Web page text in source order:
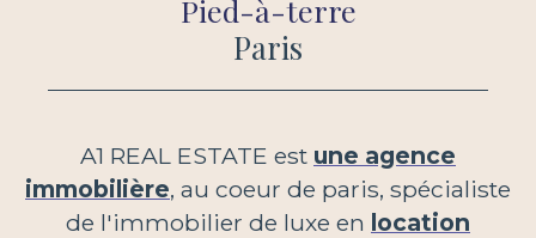
Pied-à-terre
Paris
A1 REAL ESTATE est une agence
immobilière, au coeur de paris, spécialiste
de l'immobilier de luxe en location